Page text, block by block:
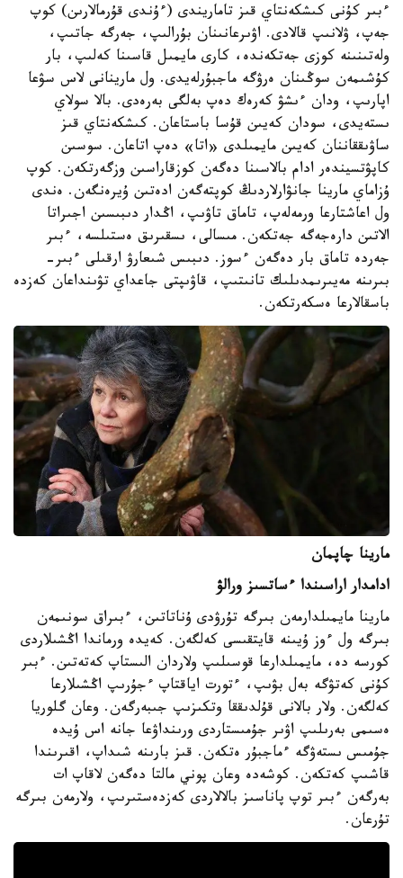
ءبىر كۇنى كىشكەنتاي قىز تاماريندى (ءۇندى قۇرمالارىن) كوپ
جەپ، ۋلانىپ قالادى. اۋىرعانىنان بۇرالىپ، جەرگە جاتىپ،
ولەتىنىنە كوزى جەتكەندە، كارى مايمىل قاسىنا كەلىپ، بار
كۇشىمەن سوڭىنان ەرۋگە ماجبۇرلەيدى. ول مارينانى لاس سۋعا
اپارىپ، ودان ءىشۋ كەرەك دەپ بەلگى بەرەدى. بالا سولاي
ىستەيدى، سودان كەيىن قۇسا باستاعان. كىشكەنتاي قىز
ساۋىققاننان كەيىن مايمىلدى «اتا» دەپ اتاعان. سوسىن
كاپۋتسيندەر ادام بالاسىنا دەگەن كوزقاراسىن وزگەرتكەن. كوپ
ۇزاماي مارينا جانۋارلاردىڭ كوپتەگەن ادەتىن ۇيرەنگەن. ەندى
ول اعاشتارعا ورمەلەپ، تاماق تاۋىپ، اڭدار دىبىسىن اجىراتا
الاتىن دارەجەگە جەتكەن. مىسالى، ىسقىرىق ەستىلسە، ءبىر
جەردە تاماق بار دەگەن ءسوز. دىبىس شىعارۋ ارقىلى ءبىر-
بىرىنە مەيىرىمدىلىك تانىتىپ، قاۋىپتى جاعداي تۋىنداعان كەزدە
باسقالارعا ەسكەرتكەن.
مارينا چاپمان
ادامدار اراسىندا ءساتسىز ورالۋ
مارينا مايمىلدارمەن بىرگە تۇرۋدى ۇناتاتىن، ءبىراق سونىمەن
بىرگە ول ءوز ۇيىنە قايتقىسى كەلگەن. كەيدە ورماندا اڭشىلاردى
كورسە دە، مايمىلدارعا قوسىلىپ ولاردان الىستاپ كەتەتىن. ءبىر
كۇنى كەتۋگە بەل بۋىپ، ءتورت اياقتاپ ءجۇرىپ اڭشىلارعا
كەلگەن. ولار بالانى قۇلدىققا وتكىزىپ جىبەرگەن. وعان گلوريا
ەسىمى بەرىلىپ اۋىر جۇمىستاردى ورىنداۋعا جانە اس ۇيدە
جۇمىس ىستەۋگە ءماجبۇر ەتكەن. قىز بارىنە شىداپ، اقىرىندا
قاشىپ كەتكەن. كوشەدە وعان پوني مالتا دەگەن لاقاپ ات
بەرگەن ءبىر توپ پاناسىز بالالاردى كەزدەستىرىپ، ولارمەن بىرگە
تۇرعان.